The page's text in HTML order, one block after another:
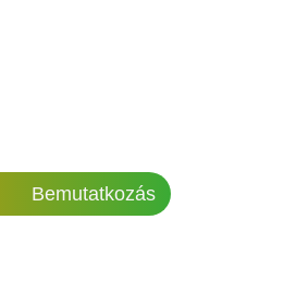
Bemutatkozás